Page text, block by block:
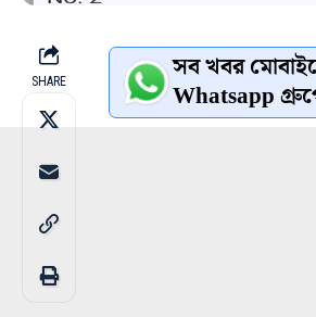
SHARE সব খবর
Whatsapp